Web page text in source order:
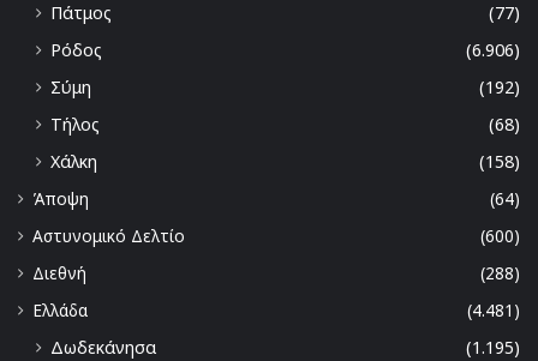
Πάτμος
(77)
Ρόδος
(6.906)
Σύμη
(192)
Τήλος
(68)
Χάλκη
(158)
Άποψη
(64)
Αστυνομικό Δελτίο
(600)
Διεθνή
(288)
Ελλάδα
(4.481)
Δωδεκάνησα
(1.195)